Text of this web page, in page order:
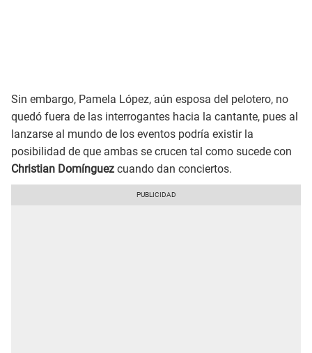
Sin embargo, Pamela López, aún esposa del pelotero, no
quedó fuera de las interrogantes hacia la cantante, pues al
lanzarse al mundo de los eventos podría existir la
posibilidad de que ambas se crucen tal como sucede con
Christian Domínguez cuando dan conciertos.